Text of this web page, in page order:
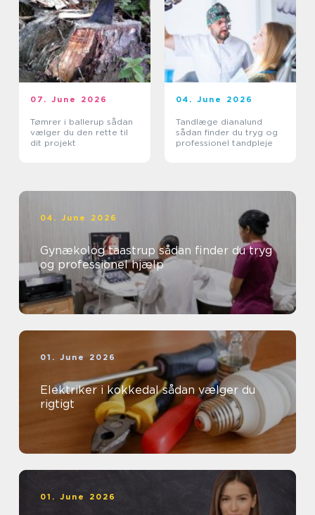
07. June 2026
Tømrer i ballerup sådan
vælger du den rette til
dit projekt
04. June 2026
Tandlæge dianalund
sådan finder du tryg og
professionel tandpleje
04. June 2026
Gynækolog taastrup sådan finder du tryg
og professionel hjælp
01. June 2026
Elektriker i kokkedal sådan vælger du
rigtigt
01. June 2026